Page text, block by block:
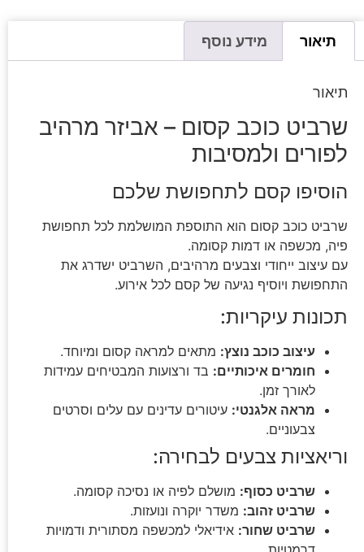
תיאור מידע נוסף
תיאור
שרביט כוכב קסום – אביזר מרהיב
לפורים ולמסיבות
הוסיפו קסם לתחפושת שלכם
שרביט כוכב קסום הוא התוספת המושלמת לכל תחפושת
פיה, מכשפה או דמות קסומה.
עם עיצוב ייחודי וצבעים מרהיבים, השרביט ישדרג את
התחפושת ויוסיף נגיעה של קסם לכל אירוע.
תכונות עיקריות:
עיצוב כוכב נוצץ: מתאים למראה קסום ומיוחד.
חומרים איכותיים: בד ורצועות המבטיחים עמידות
לאורך זמן.
מראה אלגנטי: עיטורים עדינים עם עלים וסרטים
צבעוניים.
וריאציות צבעים לבחירה:
שרביט כסוף: מושלם לפיה או נסיכה קסומה.
שרביט זהוב: משדר יוקרה ונועזות.
שרביט שחור: אידיאלי למכשפה מסתורית ודמויות